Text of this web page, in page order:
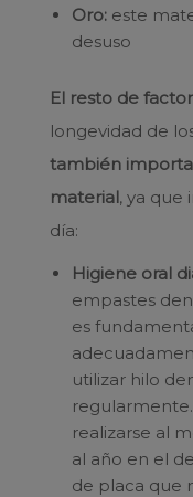
Oro: este
desuso
El resto de
longevidad de
también
material, ya que
día:
Higiene oral
empastes
es
utilizar hilo
realizarse al
al año en el
de placa que